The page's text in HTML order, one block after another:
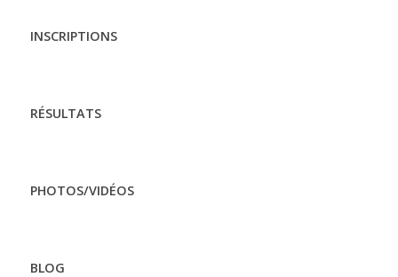
INSCRIPTIONS
RÉSULTATS
PHOTOS/VIDÉOS
BLOG